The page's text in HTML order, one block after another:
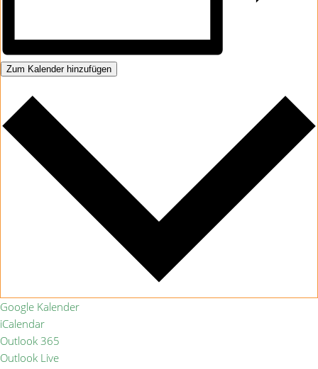
Zum Kalender hinzufügen
Google Kalender
iCalendar
Outlook 365
Outlook Live